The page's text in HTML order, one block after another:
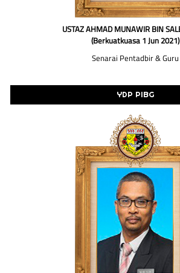
USTAZ AHMAD MUNAWIR BIN
(Berkuatkuasa 1 Jun 2021)
Senarai Pentadbir & Guru
YDP PIBG